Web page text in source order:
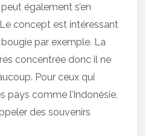
également s’en
concept est intéressant
par exemple. La
concentrée donc il ne
Pour ceux qui
pays comme l’Indonésie,
des souvenirs